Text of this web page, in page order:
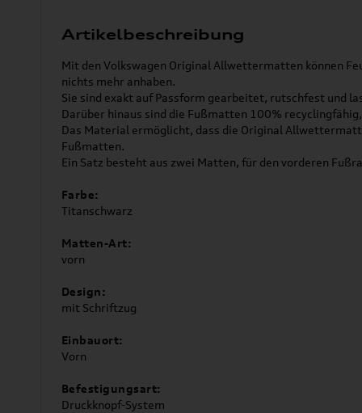
Artikelbeschreibung
Mit den Volkswagen Original Allwettermatten können
nichts mehr anhaben.
Sie sind exakt auf Passform gearbeitet, rutschfest und
Darüber hinaus sind die Fußmatten 100%
Das Material ermöglicht, dass die Original
Fußmatten.
Ein Satz besteht aus zwei Matten, für den vorderen
Farbe:
Titanschwarz
Matten-Art:
vorn
Design:
mit Schriftzug
Einbauort:
Vorn
Befestigungsart:
Druckknopf-System